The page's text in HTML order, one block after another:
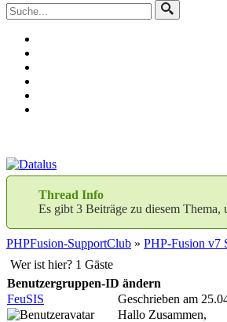
Thread Info
Es gibt 3 Beiträge zu diesem Thema,
PHPFusion-SupportClub » PHP-Fusion v7
Wer ist hier? 1 Gäste
Benutzergruppen-ID ändern
FeuSIS
Geschrieben am
Hallo Zusammen,